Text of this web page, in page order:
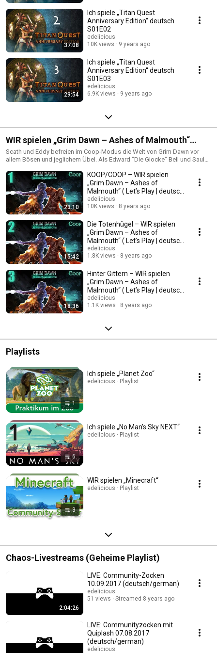
37:08
Ich spiele „Titan Quest
Anniversary Edition“ deutsch
S01E02
edelicious
10K views
9 years ago
29:54
Ich spiele „Titan Quest
Anniversary Edition“ deutsch
S01E03
edelicious
6.9K views
9 years ago
WIR spielen „Grim Dawn – Ashes of Malmouth“
KOOP/COOP
Scath und Eddy befreien im Coop-Modus die Welt von Grim Dawn vor
allem Bösen und jeglichem Übel. Als Edward "Die Glocke" Bell und Saul
23:10
KOOP/COOP – WIR spielen
„Grim Dawn – Ashes of
Malmouth“ ( Let’s Play | deutsch
) S01E01
edelicious
10K views
8 years ago
15:42
Die Totenhügel – WIR spielen
„Grim Dawn – Ashes of
Malmouth“ ( Let’s Play | deutsch
) S01E02
edelicious
1.8K views
8 years ago
18:36
Hinter Gittern – WIR spielen
„Grim Dawn – Ashes of
Malmouth“ ( Let’s Play | deutsch
) S01E03
edelicious
1.1K views
8 years ago
Playlists
1
Ich spiele „Planet Zoo“
edelicious · Playlist
6
Ich spiele „No Man’s Sky NEXT“
edelicious · Playlist
3
WIR spielen „Minecraft“
edelicious · Playlist
Chaos-Livestreams (Geheime Playlist)
2:04:26
LIVE: Community-Zocken
10.09.2017 (deutsch/german)
edelicious
51 views
Streamed 8 years ago
LIVE: Communityzocken mit
Quiplash 07.08.2017
(deutsch/german)
edelicious